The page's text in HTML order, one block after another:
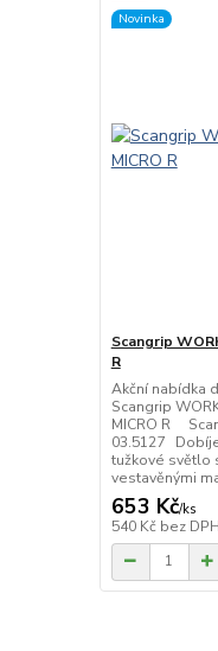
Novinka
Scangrip
R
Akční nabídka
Scangrip
MICRO R
03.5127
tužkové světlo
vestavěnými
653 Kč/ks
540 Kč bez DPH